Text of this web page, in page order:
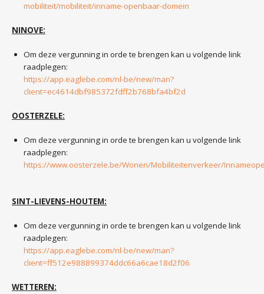
mobiliteit/mobiliteit/inname-openbaar-domein
NINOVE:
Om deze vergunning in orde te brengen kan u volgende link
raadplegen:
https://app.eaglebe.com/nl-be/new/man?
client=ec4614dbf985372fdff2b768bfa4bf2d
OOSTERZELE:
Om deze vergunning in orde te brengen kan u volgende link
raadplegen:
https://www.oosterzele.be/Wonen/Mobiliteitenverkeer/
SINT-LIEVENS-HOUTEM:
Om deze vergunning in orde te brengen kan u volgende link
raadplegen:
https://app.eaglebe.com/nl-be/new/man?
client=ff512e988899374ddc66a6cae18d2f06
WETTEREN: